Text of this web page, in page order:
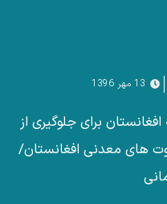
13 مهر 1396
برای جلوگیری از
های معدنی افغانستان/